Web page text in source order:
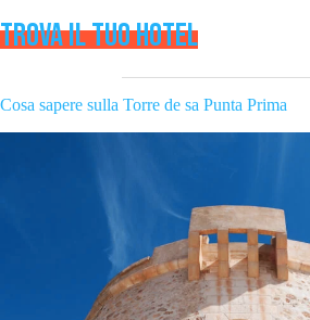
TROVA IL TUO HOTEL
Cosa sapere sulla Torre de sa Punta Prima